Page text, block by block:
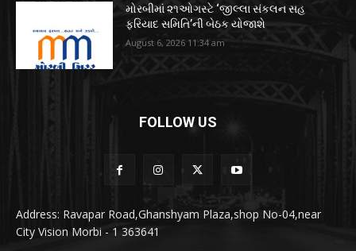
મોરબીમાં ૨૧ઓગસ્ટે ‘જીલ્લા સંકલન સહ
ફરિયાદ સમિતિ’ની બેઠક યોજાશે
August 6, 2026 11:34 am
FOLLOW US
Address: Ravapar Road,Ghanshyam Plaza,shop No-04,near
City Vision Morbi - 1 363641